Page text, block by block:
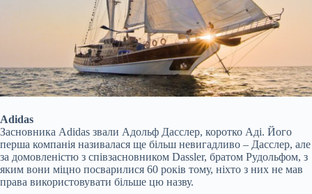
Adidas
Засновника Adidas звали Адольф Дасслер, коротко Аді. Його
перша компанія називалася ще більш невигадливо – Дасслер, але
за домовленістю з співзасновником Dassler, братом Рудольфом, з
яким вони міцно посварилися 60 років тому, ніхто з них не мав
права використовувати більше цю назву.